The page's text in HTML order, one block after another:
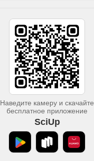
Наведите камеру и скачайте
бесплатное приложение
SciUp